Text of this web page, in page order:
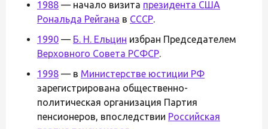
1988 — начало визита президента США
Рональда Рейгана в СССР.
1990 — Б. Н. Ельцин избран Председателем
Верховного Совета РСФСР.
1998 — в Министерстве юстиции РФ
зарегистрирована общественно-
политическая организация Партия
пенсионеров, впоследствии Российская